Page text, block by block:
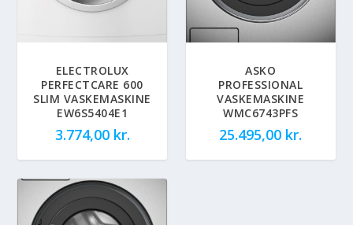
ELECTROLUX
PERFECTCARE 600
SLIM VASKEMASKINE
EW6S5404E1
3.774,00 kr.
ASKO
PROFESSIONAL
VASKEMASKINE
WMC6743PFS
25.495,00 kr.